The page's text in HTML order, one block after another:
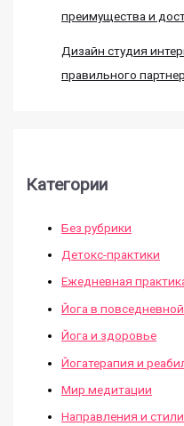
преимущества и
Дизайн студия
правильного
Категории
Без рубрики
Детокс-практики
Ежедневная
Йога в
Йога и здоровье
Йогатерапия и
Мир медитации
Направления и стили